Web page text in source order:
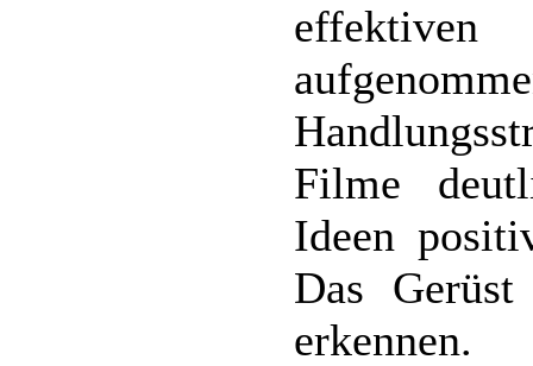
Filme
Ideen
Das
erkennen.